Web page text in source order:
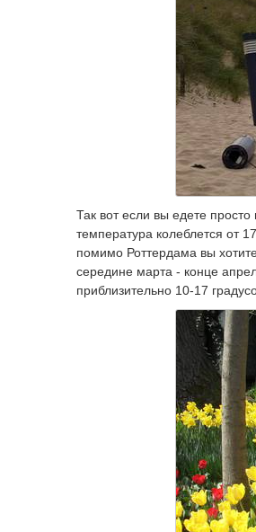
Так вот если вы едете
температура колеблется от
помимо Роттердама вы
середине марта - конце
приблизительно 10-17